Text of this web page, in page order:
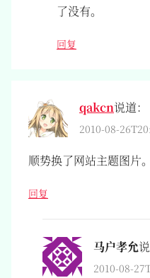
了没有。
回复
qakcn说道：
2010-08-
顺势换了网站主题图片。
回复
马户孝允
2010-08-